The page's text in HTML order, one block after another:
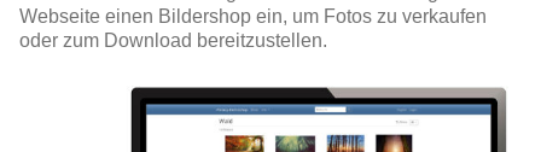
Webseite einen Bildershop ein, um Fotos zu verkaufen
oder zum Download bereitzustellen.